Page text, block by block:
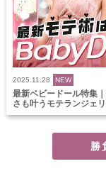
2025.11.28 NEW
最新ベビードール特集
さも叶うモテランジェ
勝